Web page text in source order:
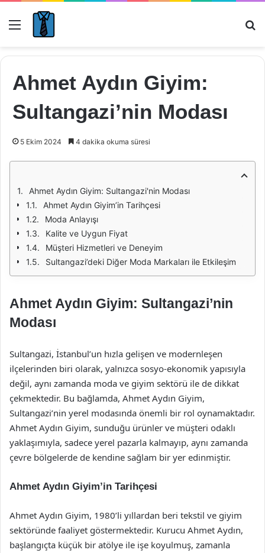
Menü
Ahmet Aydın Giyim:
Sultangazi’nin Modası
5 Ekim 2024 4 dakika okuma süresi
Ahmet Aydın Giyim: Sultangazi'nin Modası
Ahmet Aydın Giyim’in Tarihçesi
Moda Anlayışı
Kalite ve Uygun Fiyat
Müşteri Hizmetleri ve Deneyim
Sultangazi’deki Diğer Moda Markaları ile Etkileşim
Ahmet Aydın Giyim: Sultangazi’nin
Modası
Sultangazi, İstanbul’un hızla gelişen ve modernleşen
ilçelerinden biri olarak, yalnızca sosyo-ekonomik yapısıyla
değil, aynı zamanda moda ve giyim sektörü ile de dikkat
çekmektedir. Bu bağlamda, Ahmet Aydın Giyim,
Sultangazi’nin yerel modasında önemli bir rol oynamaktadır.
Ahmet Aydın Giyim, sunduğu ürünler ve müşteri odaklı
yaklaşımıyla, sadece yerel pazarla kalmayıp, aynı zamanda
çevre bölgelerde de kendine sağlam bir yer edinmiştir.
Ahmet Aydın Giyim’in Tarihçesi
Ahmet Aydın Giyim, 1980’li yıllardan beri tekstil ve giyim
sektöründe faaliyet göstermektedir. Kurucu Ahmet Aydın,
başlangıçta küçük bir atölye ile işe koyulmuş, zamanla